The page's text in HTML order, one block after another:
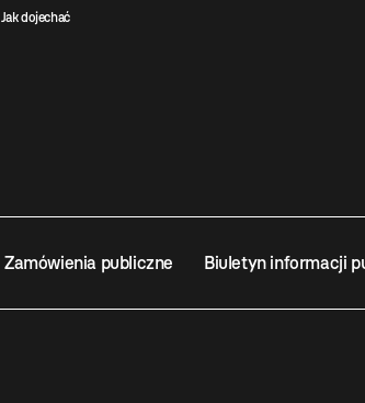
Jak dojechać
Zamówienia publiczne Biuletyn informacji